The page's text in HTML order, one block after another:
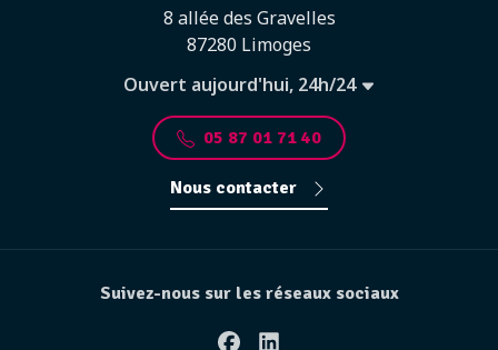
8 allée des Gravelles
87280 Limoges
Ouvert aujourd'hui, 24h/24
05 87 01 71 40
Nous contacter
Suivez-nous sur les réseaux sociaux